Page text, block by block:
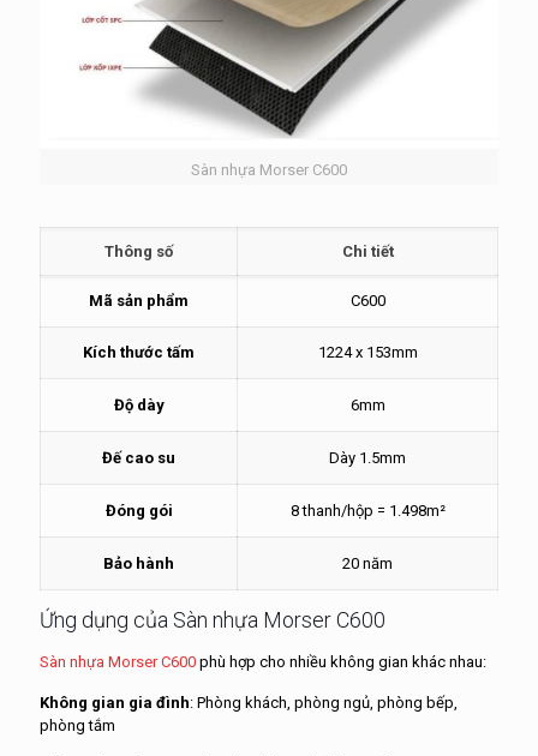
Sàn nhựa Morser C600
Thông số Chi tiết
Mã sản phẩm C600
Kích thước tấm 1224 x 153mm
Độ dày 6mm
Đế cao su Dày 1.5mm
Đóng gói 8 thanh/hộp = 1.498m²
Bảo hành 20 năm
Ứng dụng của Sàn nhựa Morser C600
Sàn nhựa Morser C600 phù hợp cho nhiều không gian khác nhau:
Không gian gia đình: Phòng khách, phòng ngủ, phòng bếp,
phòng tắm